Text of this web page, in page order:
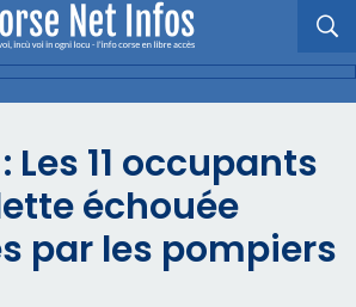
Les 11 occupants
échouée
par les pompiers